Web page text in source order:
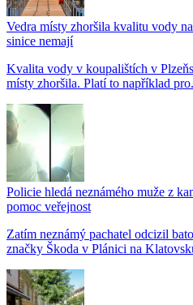
Vedra místy zhoršila kvalitu vody
sinice nemají
Kvalita vody v koupalištích v
místy zhoršila. Platí to například
Policie hledá neznámého muže z
pomoc veřejnost
Zatím neznámý pachatel odcizil
značky Škoda v Plánici na